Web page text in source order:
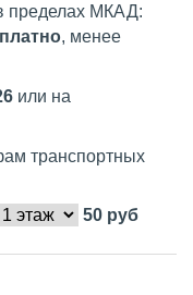
пределах МКАД:
, менее
или на
транспортных
50 руб